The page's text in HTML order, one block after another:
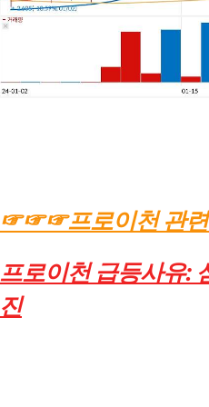
☞☞☞프로이천 관
프로이천 급등사유:
진